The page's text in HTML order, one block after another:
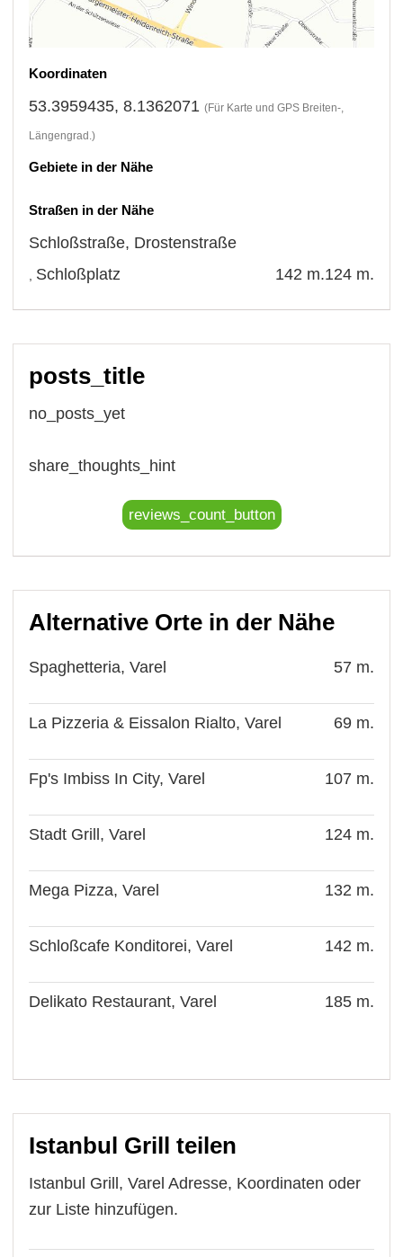
Koordinaten
53.3959435, 8.1362071 (Für Karte und GPS Breiten-,
Längengrad.)
Gebiete in der Nähe
Straßen in der Nähe
Schloßstraße, Drostenstraße
124 m.
Schloßplatz 142 m.
posts_title
no_posts_yet
share_thoughts_hint
reviews_count_button
Alternative Orte in der Nähe
Spaghetteria, Varel 57 m.
La Pizzeria & Eissalon Rialto, Varel 69 m.
Fp's Imbiss In City, Varel 107 m.
Stadt Grill, Varel 124 m.
Mega Pizza, Varel 132 m.
Schloßcafe Konditorei, Varel 142 m.
Delikato Restaurant, Varel 185 m.
Istanbul Grill teilen
Istanbul Grill, Varel Adresse, Koordinaten oder
zur Liste hinzufügen.